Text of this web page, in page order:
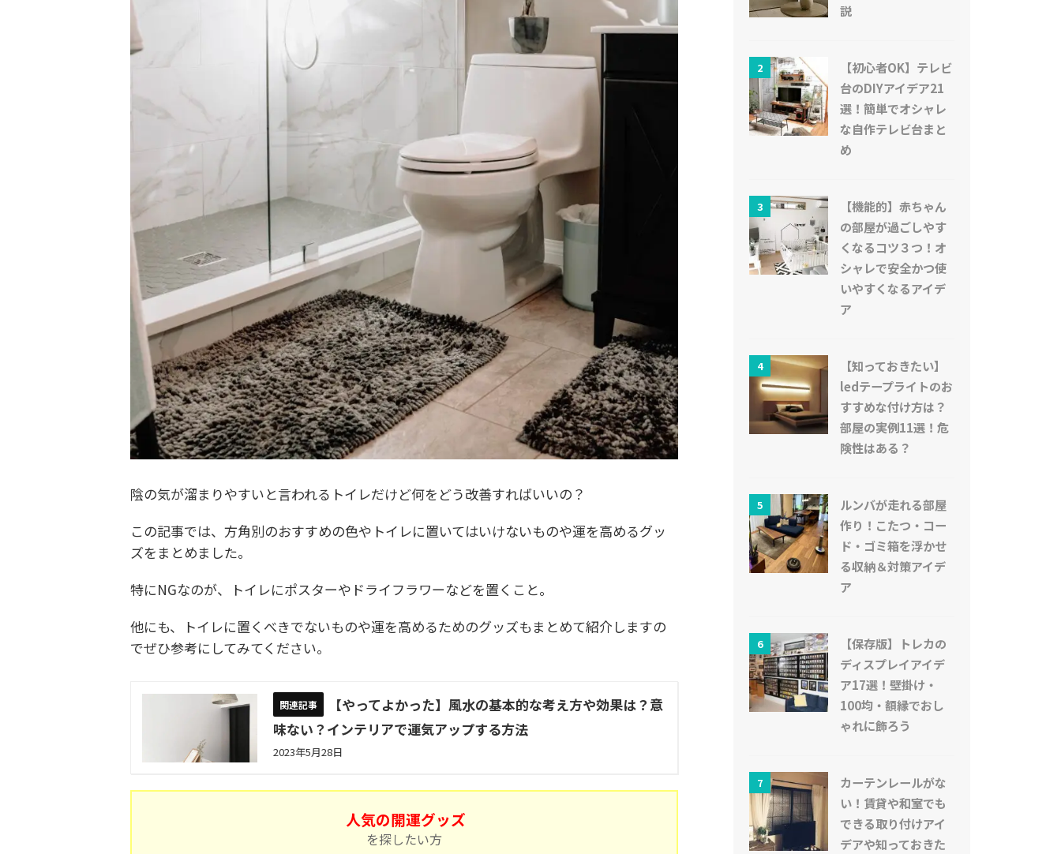
陰の気が溜まりやすいと言われるトイレだけど何をどう改善すればいいの？
この記事では、方角別のおすすめの色やトイレに置いてはいけないものや運を高めるグッ
ズをまとめました。
特にNGなのが、トイレにポスターやドライフラワーなどを置くこと。
他にも、トイレに置くべきでないものや運を高めるためのグッズもまとめて紹介しますの
でぜひ参考にしてみてください。
【やってよかった】風水の基本的な考え方や効果は？意
味ない？インテリアで運気アップする方法
2023年5月28日
人気の開運グッズ
を探したい方
説
2
【初心者OK】テレビ
台のDIYアイデア21
選！簡単でオシャレ
な自作テレビ台まと
め
3
【機能的】赤ちゃん
の部屋が過ごしやす
くなるコツ３つ！オ
シャレで安全かつ使
いやすくなるアイデ
ア
4
【知っておきたい】
ledテープライトのお
すすめな付け方は？
部屋の実例11選！危
険性はある？
5
ルンバが走れる部屋
作り！こたつ・コー
ド・ゴミ箱を浮かせ
る収納＆対策アイデ
ア
6
【保存版】トレカの
ディスプレイアイデ
ア17選！壁掛け・
100均・額縁でおし
ゃれに飾ろう
7
カーテンレールがな
い！賃貸や和室でも
できる取り付けアイ
デアや知っておきた